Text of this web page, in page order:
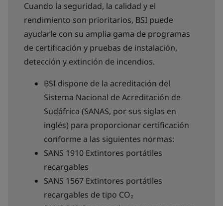
Cuando la seguridad, la calidad y el
rendimiento son prioritarios, BSI puede
ayudarle con su amplia gama de programas
de certificación y pruebas de instalación,
detección y extinción de incendios.
BSI dispone de la acreditación del
Sistema Nacional de Acreditación de
Sudáfrica (SANAS, por sus siglas en
inglés) para proporcionar certificación
conforme a las siguientes normas:
SANS 1910 Extintores portátiles
recargables
SANS 1567 Extintores portátiles
recargables de tipo CO₂